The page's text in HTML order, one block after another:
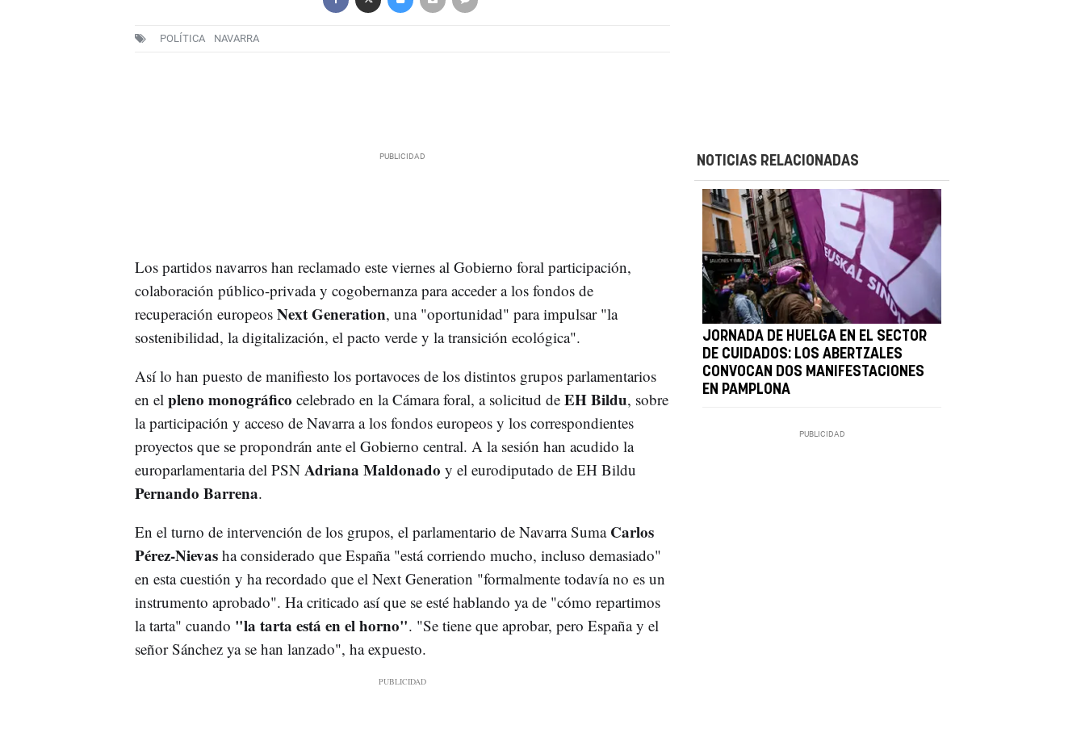
POLÍTICA NAVARRA
Los partidos navarros han reclamado este viernes al Gobierno foral participación,
colaboración público-privada y cogobernanza para acceder a los fondos de
recuperación europeos Next Generation, una "oportunidad" para impulsar "la
sostenibilidad, la digitalización, el pacto verde y la transición ecológica".
Así lo han puesto de manifiesto los portavoces de los distintos grupos parlamentarios
en elpleno monográfico celebrado en la Cámara foral, a solicitud de EH Bildu, sobre
la participación y acceso de Navarra a los fondos europeos y los correspondientes
proyectos que se propondrán ante el Gobierno central. A la sesión han acudido la
europarlamentaria del PSN Adriana Maldonado y el eurodiputado de EH Bildu
Pernando Barrena.
En el turno de intervención de los grupos, el parlamentario de Navarra SumaCarlos
Pérez-Nievasha considerado que España "está corriendo mucho, incluso demasiado"
en esta cuestión y ha recordado que el Next Generation "formalmente todavía no es un
instrumento aprobado". Ha criticado así que se esté hablando ya de "cómo repartimos
la tarta" cuando "la tarta está en el horno". "Se tiene que aprobar, pero España y el
señor Sánchez ya se han lanzado", ha expuesto.
NOTICIAS RELACIONADAS
JORNADA DE HUELGA EN EL SECTOR
DE CUIDADOS: LOS ABERTZALES
CONVOCAN DOS MANIFESTACIONES
EN PAMPLONA